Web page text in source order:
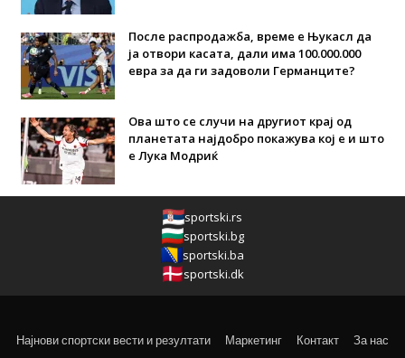
После распродажба, време е Њукасл да
ја отвори касата, дали има 100.000.000
евра за да ги задоволи Германците?
Ова што се случи на другиот крај од
планетата најдобро покажува кој е и што
е Лука Модриќ
sportski.rs
sportski.bg
sportski.ba
sportski.dk
Најнови спортски вести и резултати Маркетинг Контакт За нас